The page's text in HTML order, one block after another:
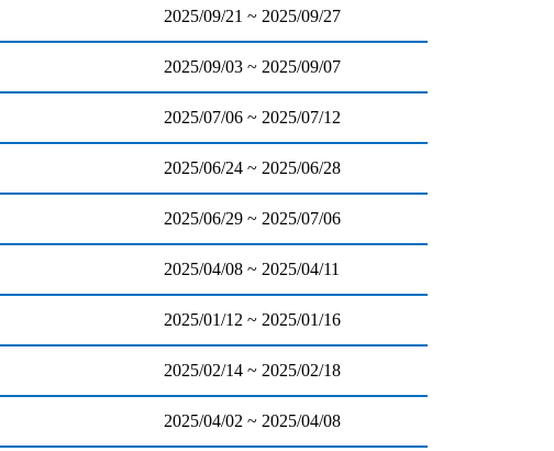
2025/09/21 ~ 2025/09/27
2025/09/03 ~ 2025/09/07
2025/07/06 ~ 2025/07/12
2025/06/24 ~ 2025/06/28
2025/06/29 ~ 2025/07/06
2025/04/08 ~ 2025/04/11
2025/01/12 ~ 2025/01/16
2025/02/14 ~ 2025/02/18
2025/04/02 ~ 2025/04/08